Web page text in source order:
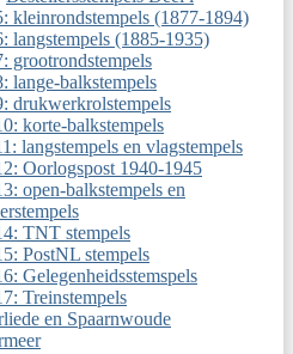
kleinrondstempels (1877-1894)
langstempels (1885-1935)
grootrondstempels
lange-balkstempels
drukwerkrolstempels
korte-balkstempels
langstempels en vlagstempels
Oorlogspost 1940-1945
open-balkstempels en
TNT stempels
PostNL stempels
Gelegenheidsstemspels
Treinstempels
en Spaarnwoude